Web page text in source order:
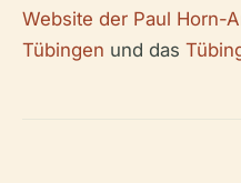
Website der Paul Horn-
Tübingen und das